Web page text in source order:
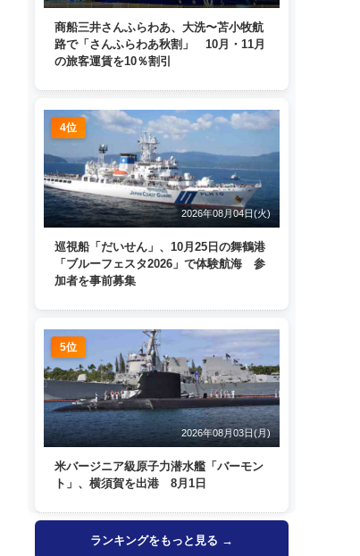
商船三井さんふらわあ、大洗〜苫小牧航
路で「さんふらわあ秋割」 10月・11月
の旅客運賃を10％割引
4位
2026年08月04日(火)
巡視船「だいせん」、10月25日の舞鶴港
「ブルーフェスタ2026」で体験航海 参
加者を事前募集
5位
2026年08月03日(月)
米バージニア級原子力潜水艦「バーモン
ト」、横須賀を出港 8月1日
ランキングをもっと見る →